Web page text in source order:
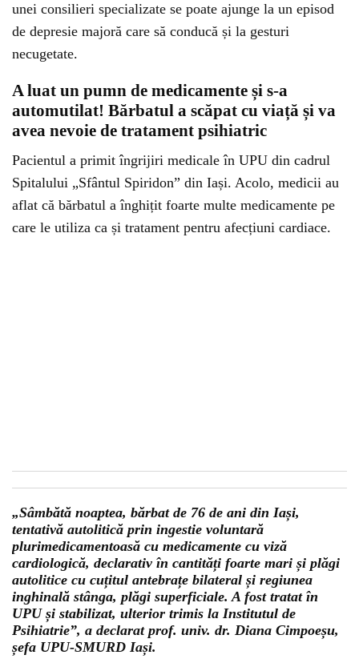
unei consilieri specializate se poate ajunge la un episod
de depresie majoră care să conducă și la gesturi
necugetate.
A luat un pumn de medicamente și s-a
automutilat! Bărbatul a scăpat cu viață și va
avea nevoie de tratament psihiatric
Pacientul a primit îngrijiri medicale în UPU din cadrul
Spitalului „Sfântul Spiridon” din Iași. Acolo, medicii au
aflat că bărbatul a înghițit foarte multe medicamente pe
care le utiliza ca și tratament pentru afecțiuni cardiace.
„Sâmbătă noaptea, bărbat de 76 de ani din Iași,
tentativă autolitică prin ingestie voluntară
plurimedicamentoasă cu medicamente cu viză
cardiologică, declarativ în cantități foarte mari și plăgi
autolitice cu cuțitul antebrațe bilateral și regiunea
inghinală stânga, plăgi superficiale. A fost tratat în
UPU și stabilizat, ulterior trimis la Institutul de
Psihiatrie”, a declarat prof. univ. dr. Diana Cimpoeșu,
șefa UPU-SMURD Iași.